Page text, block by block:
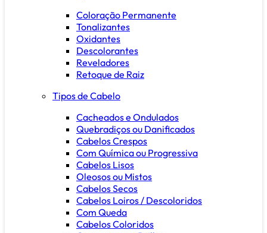
Coloração Permanente
Tonalizantes
Oxidantes
Descolorantes
Reveladores
Retoque de Raiz
Tipos de Cabelo
Cacheados e Ondulados
Quebradiços ou Danificados
Cabelos Crespos
Com Química ou Progressiva
Cabelos Lisos
Oleosos ou Mistos
Cabelos Secos
Cabelos Loiros / Descoloridos
Com Queda
Cabelos Coloridos